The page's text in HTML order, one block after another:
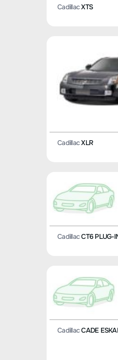
CadillacXTS
CadillacXLR
CadillacCT6 PLUG-
CadillacCADE